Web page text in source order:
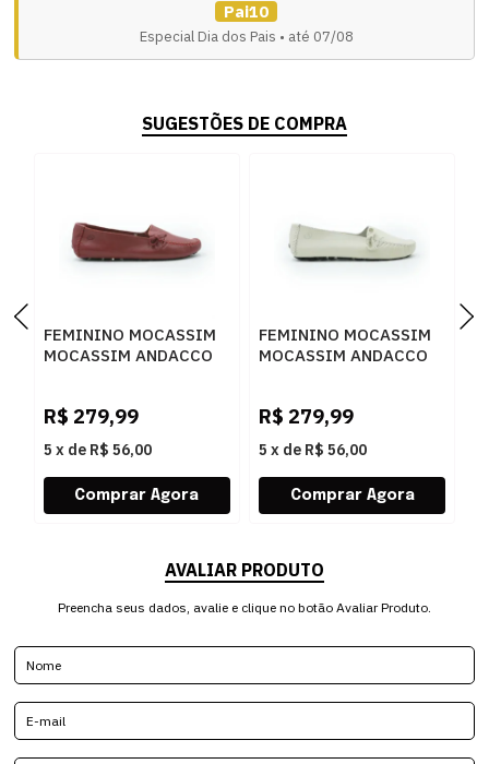
Pai10
Especial Dia dos Pais • até 07/08
SUGESTÕES DE COMPRA
FEMININO MOCASSIM
MOCASSIM ANDACCO
R$ 279,99
5 x de R$ 56,00
FEMININO MOCASSIM
MOCASSIM ANDACCO
R$ 279,99
5 x de R$ 56,00
AVALIAR PRODUTO
Preencha seus dados, avalie e clique no botão Avaliar Produto.